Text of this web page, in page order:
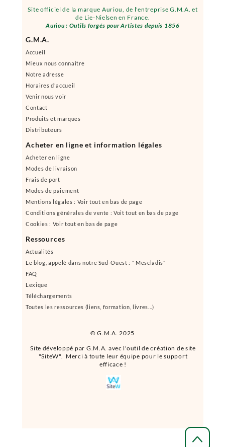
© G.M.A. 2025
Site officiel de la marque Auriou, de l'entreprise G.M.A. et
de Lie-Nielsen en France.
Auriou : Outils forgés pour Artistes depuis 1856
Site développé par G.M.A. avec l'outil de création de site
"SiteW". Merci à toute leur équipe pour le support
efficace !
G.M.A.
Accueil
Mieux nous connaître
Notre adresse
Horaires d'accueil
Venir nous voir
Contact
Produits et marques
Distributeurs
Acheter en ligne et information légales
Acheter en ligne
Modes de livraison
Frais de port
Modes de paiement
Mentions légales : Voir tout en bas de page
Conditions générales de vente : Voit tout en bas de page
Cookies : Voir tout en bas de page
Ressources
Actualités
Le blog, appelé dans notre Sud-Ouest : " Mescladis"
FAQ
Lexique
Téléchargements
Toutes les ressources (liens, formation, livres...)